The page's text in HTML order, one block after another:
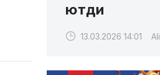
ютди
13.03.2026 14:01